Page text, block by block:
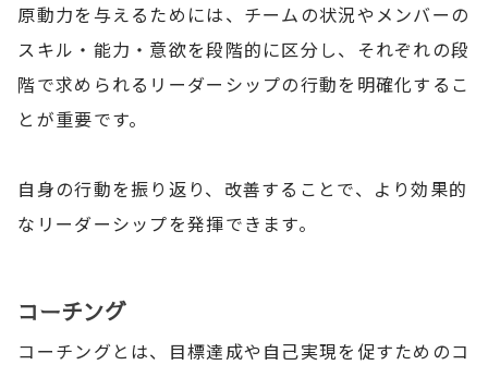
原動力を与えるためには、チームの状況やメンバーの
スキル・能力・意欲を段階的に区分し、それぞれの段
階で求められるリーダーシップの行動を明確化するこ
とが重要です。
自身の行動を振り返り、改善することで、より効果的
なリーダーシップを発揮できます。
コーチング
コーチングとは、目標達成や自己実現を促すためのコ